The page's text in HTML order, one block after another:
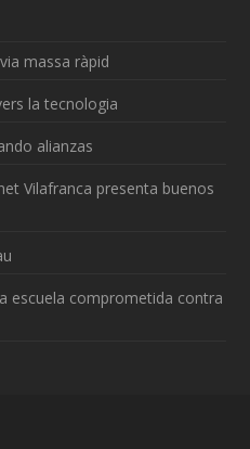
massa ràpid
la tecnologia
alianzas
Vilafranca presenta buenos
escuela comprometida contra